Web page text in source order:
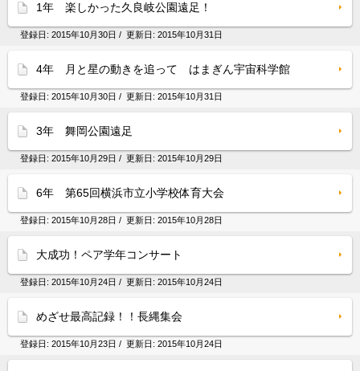
1年 楽しかった久良岐公園遠足！
登録日: 2015年10月30日 / 更新日: 2015年10月31日
4年 月と星の動きを追って はまぎん宇宙科学館
登録日: 2015年10月30日 / 更新日: 2015年10月31日
3年 舞岡公園遠足
登録日: 2015年10月29日 / 更新日: 2015年10月29日
6年 第65回横浜市立小学校体育大会
登録日: 2015年10月28日 / 更新日: 2015年10月28日
大成功！ペア学年コンサート
登録日: 2015年10月24日 / 更新日: 2015年10月24日
めざせ最高記録！！長縄集会
登録日: 2015年10月23日 / 更新日: 2015年10月24日